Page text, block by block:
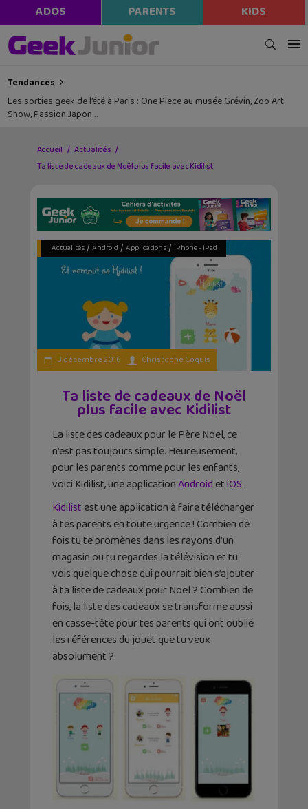
ADOS PARENTS KIDS
Tendances
Les sorties geek de l’été à Paris : One Piece au musée Grévin, Zoo Art
Show, Passion Japon…
Accueil
Actualités
Ta liste de cadeaux de Noël plus facile avec Kidilist
Actualités/ Android / Applications/ iPhone - iPad
3 décembre 2016 Christophe Coquis
Ta liste de cadeaux de Noël
plus facile avec Kidilist
La liste des cadeaux pour le Père Noël, ce
n’est pas toujours simple. Heureusement,
pour les parents comme pour les enfants,
voici Kidilist, une applicationAndroid etiOS.
Kidilist est une application à faire télécharger
à tes parents en toute urgence ! Combien de
fois tu te promènes dans les rayons d’un
magasin ou tu regardes la télévision et tu
vois quelque chose qui pourrait bien s’ajouter
à ta liste de cadeaux pour Noël ? Combien de
fois, la liste des cadeaux se transforme aussi
en casse-tête pour tes parents qui ont oublié
les références du jouet que tu veux
absolument ?